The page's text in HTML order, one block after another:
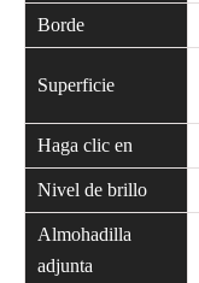
Borde
Superficie
Haga clic en
Nivel de brillo
Almohadilla
adjunta